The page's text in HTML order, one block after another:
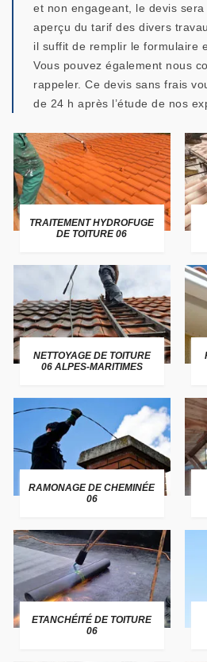
et non engageant, le devis
aperçu du tarif des divers
il suffit de remplir le formulaire
Vous pouvez également nous
rappeler. Ce devis sans frais
de 24 h après l’étude de nos
TRAITEMENT HYDROFUGE
DE TOITURE 06
NETTOYAGE DE TOITURE
06 ALPES-MARITIMES
RAMONAGE DE CHEMINÉE
06
ETANCHÉITÉ DE TOITURE
06